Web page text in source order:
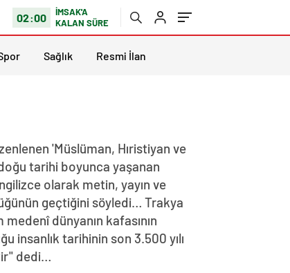
02:00
İMSAK'A
KALAN SÜRE
Sağlık Resmi İlan
'Müslüman, Hıristiyan ve
tarihi boyunca yaşanan
olarak metin, yayın ve
geçtiğini söyledi… Trakya
dünyanın kafasının
insanlık tarihinin son 3.500 yılı
dedi…